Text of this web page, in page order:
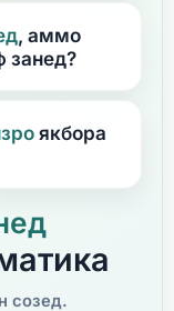
, аммо
занед?
якбора
созед.